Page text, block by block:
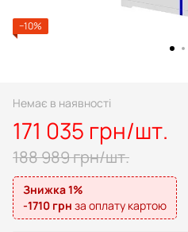
−10%
Немає в наявності
171 035 грн/шт.
188 989 грн/шт.
Знижка 1%
-1710 грн за оплату картою